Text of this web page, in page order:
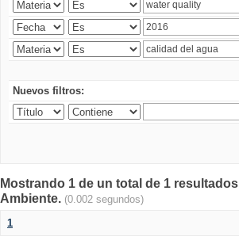
Nuevos filtros:
Mostrando 1 de un total de 1
Ambiente. (0.002 segundos)
1